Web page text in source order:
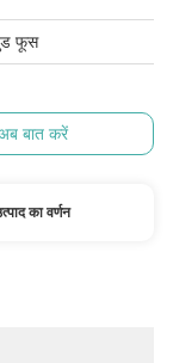
फूस
बात करें
का वर्णन